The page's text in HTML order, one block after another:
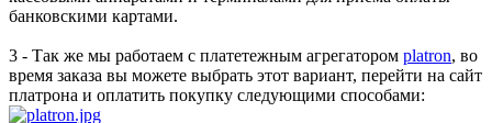
банковскими картами.
3 - Так же мы работаем с платетежным агрегатором platron, во
время заказа вы можете выбрать этот вариант, перейти на сайт
платрона и оплатить покупку следующими способами: